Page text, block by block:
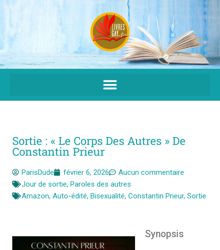
Aller
au
contenu
Sortie : « Le Corps Des Autres » De
Constantin Prieur
ParisDude février 6, 2026
Aucun commentaire
Jour de sortie, Paroles des autres
Amazon, Auto-édité, Bisexualité, Constantin Prieur, Sortie
Synopsis